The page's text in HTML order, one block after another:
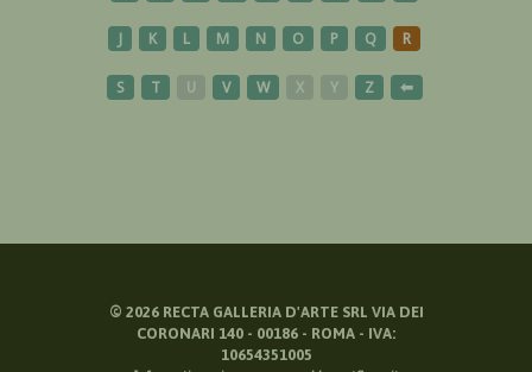
J K L M N O P Q R
S T U V W X Y Z ⬅
© 2026RECTA GALLERIA D'ARTE SRL VIA DEI
CORONARI 140 - 00186 - ROMA - IVA:
10654351005